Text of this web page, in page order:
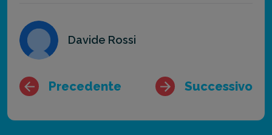
Davide Rossi
Precedente Successivo